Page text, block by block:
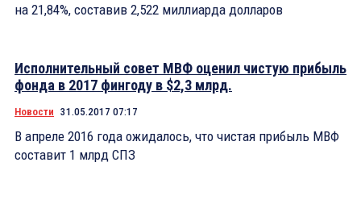
на 21,84%, составив 2,522 миллиарда долларов
Исполнительный совет МВФ оценил чистую прибыль
фонда в 2017 фингоду в $2,3 млрд.
Новости 31.05.2017 07:17
В апреле 2016 года ожидалось, что чистая прибыль МВФ
составит 1 млрд СПЗ